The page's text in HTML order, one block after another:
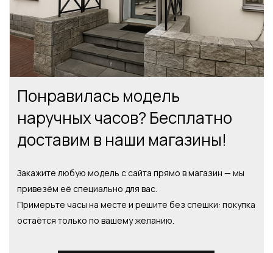
Понравилась модель
наручных часов? Бесплатно
доставим в наши магазины!
Закажите любую модель с сайта прямо в магазин — мы
привезём её специально для вас.
Примерьте часы на месте и решите без спешки: покупка
остаётся только по вашему желанию.